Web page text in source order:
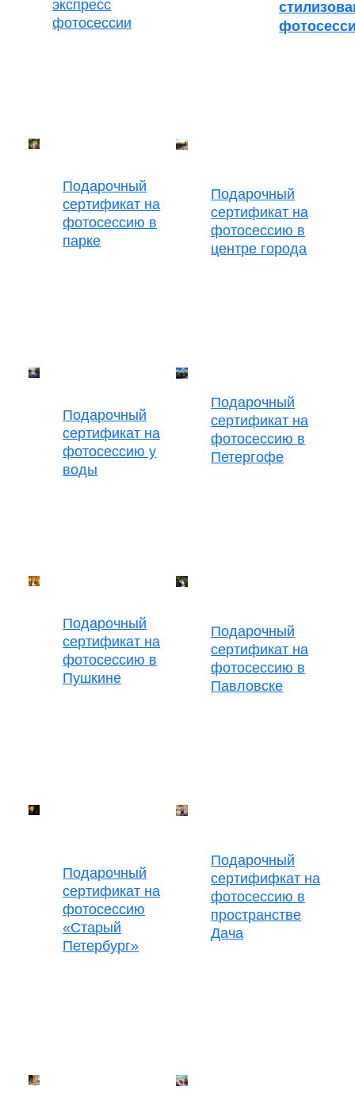
экспресс
фотосессии
Подарочный
сертификат на
фотосессию в
парке
Подарочный
сертификат на
фотосессию в
центре города
Подарочный
сертификат на
фотосессию у
воды
Подарочный
сертификат на
фотосессию в
Петергофе
Подарочный
сертификат на
фотосессию в
Пушкине
Подарочный
сертификат на
фотосессию в
Павловске
Подарочный
сертификат на
фотосессию
«Старый
Петербург»
Подарочный
сертифифкат на
фотосессию в
пространстве
Дача